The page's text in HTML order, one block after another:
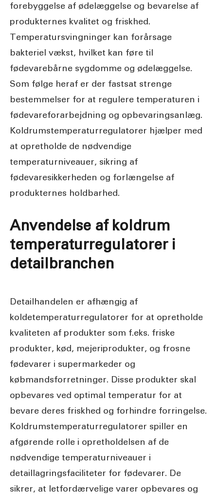
forebyggelse af ødelæggelse og bevarelse af
produkternes kvalitet og friskhed.
Temperatursvingninger kan forårsage
bakteriel vækst, hvilket kan føre til
fødevarebårne sygdomme og ødelæggelse.
Som følge heraf er der fastsat strenge
bestemmelser for at regulere temperaturen i
fødevareforarbejdning og opbevaringsanlæg.
Koldrumstemperaturregulatorer hjælper med
at opretholde de nødvendige
temperaturniveauer, sikring af
fødevaresikkerheden og forlængelse af
produkternes holdbarhed.
Anvendelse af koldrum
temperaturregulatorer i
detailbranchen
Detailhandelen er afhængig af
koldetemperaturregulatorer for at opretholde
kvaliteten af produkter som f.eks. friske
produkter, kød, mejeriprodukter, og frosne
fødevarer i supermarkeder og
købmandsforretninger. Disse produkter skal
opbevares ved optimal temperatur for at
bevare deres friskhed og forhindre forringelse.
Koldrumstemperaturregulatorer spiller en
afgørende rolle i opretholdelsen af de
nødvendige temperaturniveauer i
detaillagringsfaciliteter for fødevarer. De
sikrer, at letfordærvelige varer opbevares og